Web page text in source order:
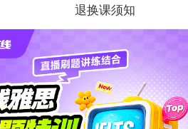
退换课须知